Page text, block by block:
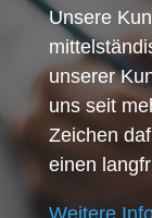
Unsere
unserer
uns seit
Zeichen
einen
Weitere